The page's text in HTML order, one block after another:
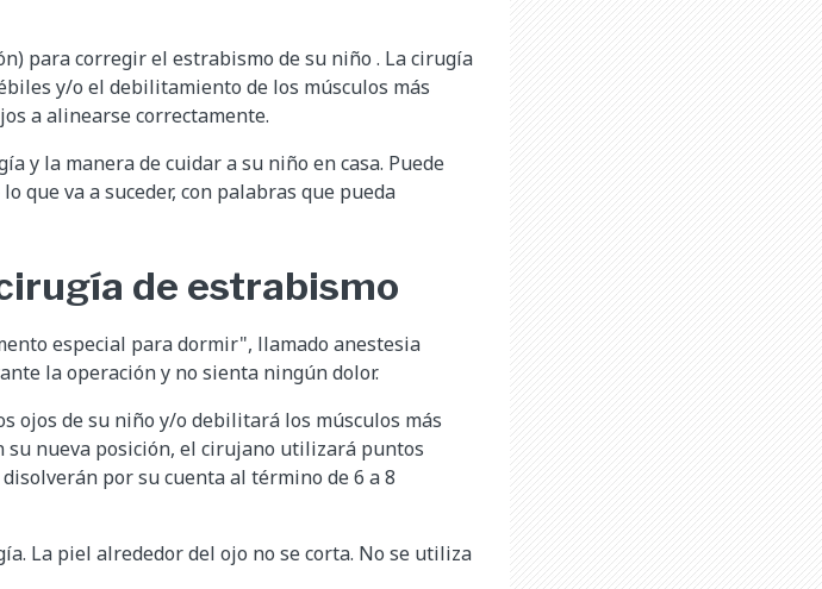
para corregir el estrabismo de su niño . La cirugía
y/o el debilitamiento de los músculos más
a alinearse correctamente.
y la manera de cuidar a su niño en casa. Puede
que va a suceder, con palabras que pueda
de estrabismo
especial para dormir", llamado anestesia
la operación y no sienta ningún dolor.
ojos de su niño y/o debilitará los músculos más
su nueva posición, el cirujano utilizará puntos
por su cuenta al término de 6 a 8
La piel alrededor del ojo no se corta. No se utiliza